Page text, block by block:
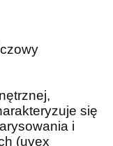
się
i
(uvex